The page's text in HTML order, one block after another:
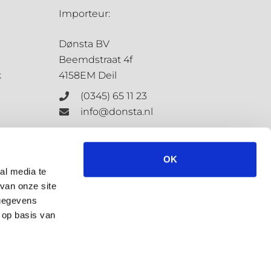
media te
onze site
basis van
OK
Importeur:
Dønsta BV
Beemdstraat 4f
4158EM Deil
(0345) 65 11 23
info@donsta.nl
Contactformulier